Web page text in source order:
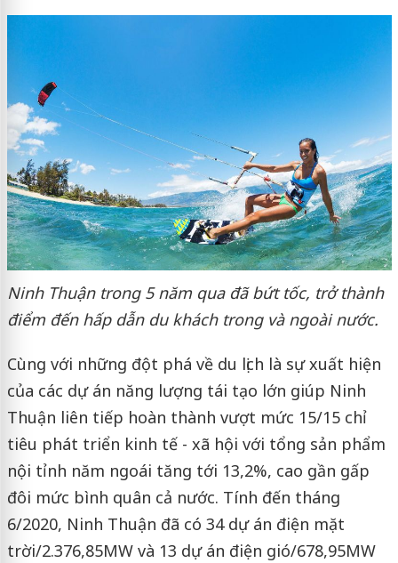
Ninh Thuận trong 5 năm qua đã bứt tốc, trở thành
điểm đến hấp dẫn du khách trong và ngoài nước.
Cùng với những đột phá về du lịch là sự xuất hiện
của các dự án năng lượng tái tạo lớn giúp Ninh
Thuận liên tiếp hoàn thành vượt mức 15/15 chỉ
tiêu phát triển kinh tế - xã hội với tổng sản phẩm
nội tỉnh năm ngoái tăng tới 13,2%, cao gần gấp
đôi mức bình quân cả nước. Tính đến tháng
6/2020, Ninh Thuận đã có 34 dự án điện mặt
trời/2.376,85MW và 13 dự án điện gió/678,95MW